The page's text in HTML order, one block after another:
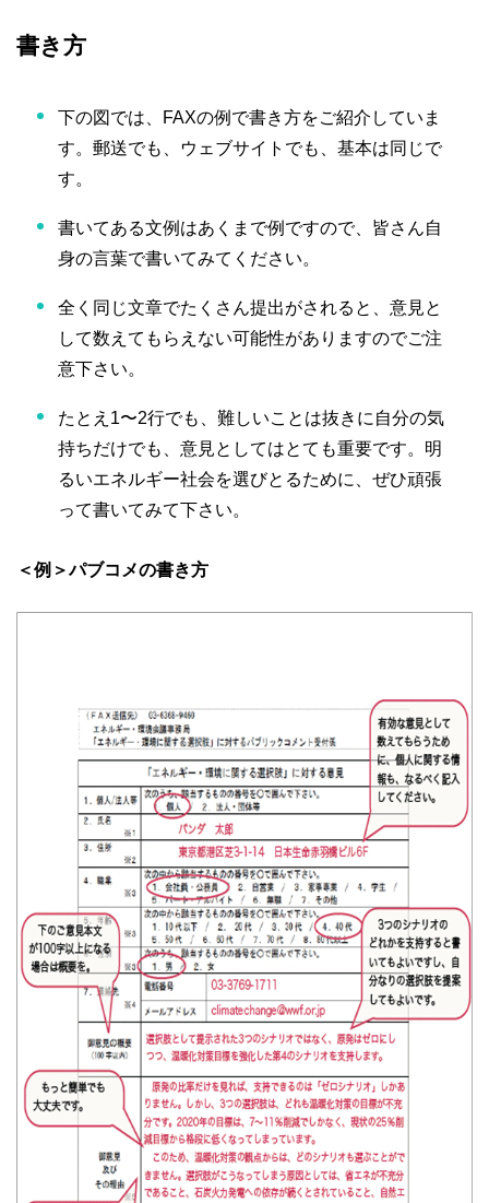
書き方
下の図では、FAXの例で書き方をご紹介していま
す。郵送でも、ウェブサイトでも、基本は同じで
す。
書いてある文例はあくまで例ですので、皆さん自
身の言葉で書いてみてください。
全く同じ文章でたくさん提出がされると、意見と
して数えてもらえない可能性がありますのでご注
意下さい。
たとえ1〜2行でも、難しいことは抜きに自分の気
持ちだけでも、意見としてはとても重要です。明
るいエネルギー社会を選びとるために、ぜひ頑張
って書いてみて下さい。
＜例＞パブコメの書き方